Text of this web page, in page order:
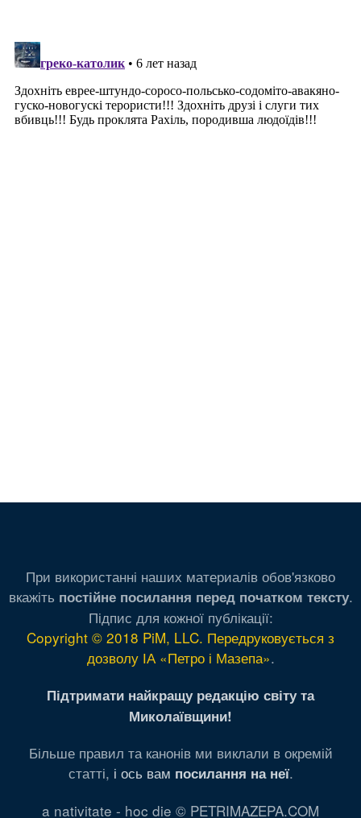
При використанні наших материалів обов'язково
вкажіть постійне посилання перед початком тексту.
Підпис для кожної публікації:
Copyright © 2018 PiM, LLC. Передруковується з
дозволу ІА «Петро і Мазепа».
Підтримати найкращу редакцію світу та
Миколаївщини!
Більше правил та канонів ми виклали в окремій
статті, і ось вам посилання на неї.
a nativitate - hoc die © PETRIMAZEPA.COM